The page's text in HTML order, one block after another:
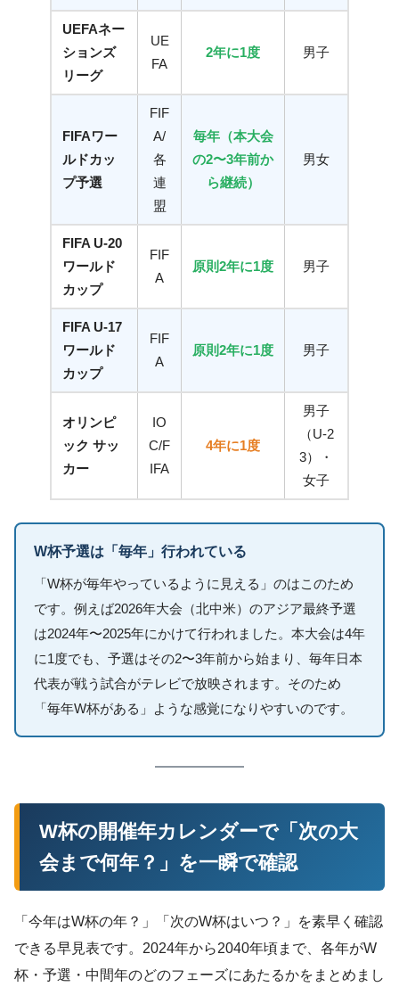
UEFAネー
ションズ
リーグ
UE
FA
2年に1度 男子
FIFAワー
ルドカッ
プ予選
FIF
A/
各
連
盟
毎年（本大会
の2〜3年前か
ら継続）
男女
FIFA U-20
ワールド
カップ
FIF
A
原則2年に1度 男子
FIFA U-17
ワールド
カップ
FIF
A
原則2年に1度 男子
オリンピ
ック サッ
カー
IO
C/F
IFA
4年に1度
男子
（U-2
3）・
女子
W杯予選は「毎年」行われている
「W杯が毎年やっているように見える」のはこのため
です。例えば2026年大会（北中米）のアジア最終予選
は2024年〜2025年にかけて行われました。本大会は4年
に1度でも、予選はその2〜3年前から始まり、毎年日本
代表が戦う試合がテレビで放映されます。そのため
「毎年W杯がある」ような感覚になりやすいのです。
W杯の開催年カレンダーで「次の大
会まで何年？」を一瞬で確認
「今年はW杯の年？」「次のW杯はいつ？」を素早く確認
できる早見表です。2024年から2040年頃まで、各年がW
杯・予選・中間年のどのフェーズにあたるかをまとめまし